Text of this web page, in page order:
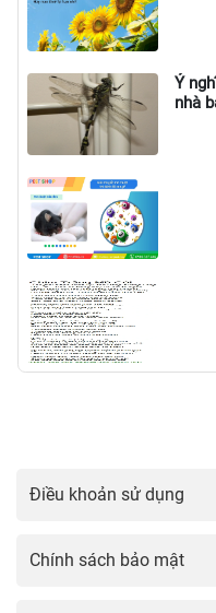
Ý
nhà
Điều khoản sử dụng
Chính sách bảo mật